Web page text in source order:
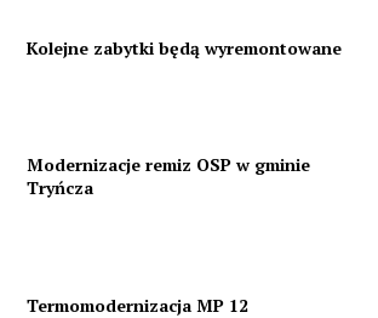
Kolejne zabytki będą wyremontowane
Modernizacje remiz OSP w gminie
Tryńcza
Termomodernizacja MP 12